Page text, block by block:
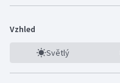
Vzhled
Světlý